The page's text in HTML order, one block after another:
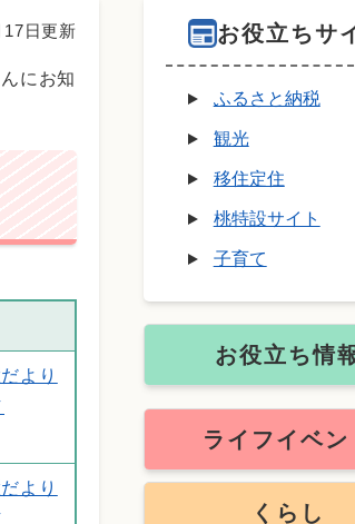
日更新
にお知
より
より
お役立ちサ
ふるさと納税
観光
移住定住
桃特設サイト
子育て
お役立ち情
ライフイベン
くらし